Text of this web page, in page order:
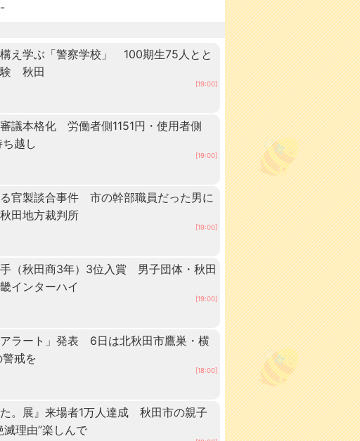
え学ぶ「警察学校」 100期生75人とと
験 秋田
[19:00]
議本格化 労働者側1151円・使用者側
越し
[19:00]
官製談合事件 市の幹部職員だった男に
田地方裁判所
[19:00]
（秋田商3年）3位入賞 男子団体・秋田
インターハイ
[19:00]
ラート」発表 6日は北秋田市鷹巣・横
戒を
[18:00]
た。展』来場者1万人達成 秋田市の親子
理由”楽しんで